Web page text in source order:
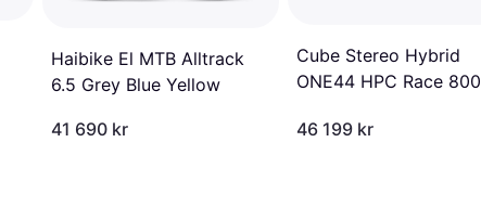
Haibike El MTB Alltrack
6.5 Grey Blue Yellow
41 690 kr
Cube Stereo Hybrid
ONE44 HPC Race
46 199 kr